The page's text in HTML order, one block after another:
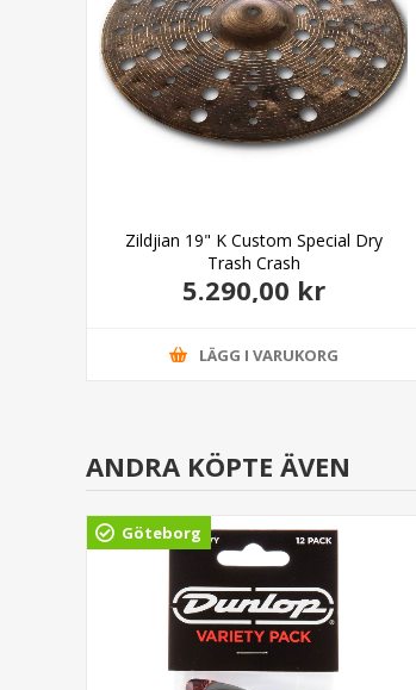
Zildjian 19" K Custom Special Dry
Trash Crash
5.290,00 kr
LÄGG I VARUKORG
ANDRA KÖPTE ÄVEN
Göteborg